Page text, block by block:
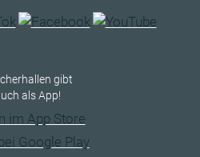
gibt
als App!